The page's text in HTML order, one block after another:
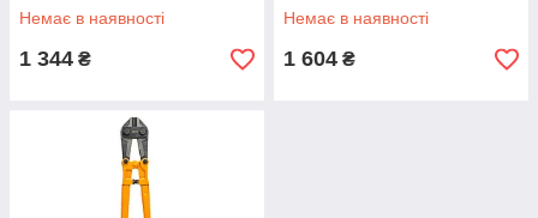
Немає в наявності
1 344 ₴
Немає в наявності
1 604 ₴